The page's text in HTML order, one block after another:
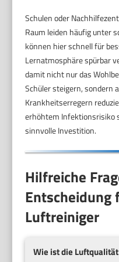
Schulen oder
Raum leiden häufig unter
können hier schnell für
Lernatmosphäre spürbar
damit nicht nur das
Schüler steigern, sondern
Krankheitserregern
erhöhtem Infektionsrisiko
sinnvolle Investition.
Hilfreiche
Entscheidung
Luftreiniger
Wie ist die